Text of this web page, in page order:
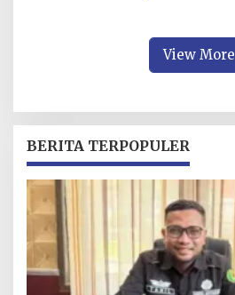
View More
BERITA TERPOPULER